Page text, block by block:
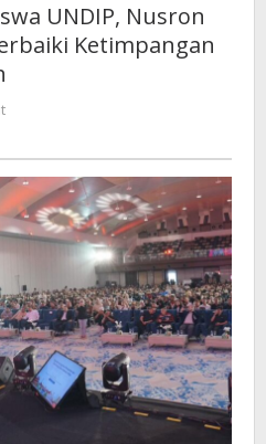
UNDIP, Nusron
Ketimpangan